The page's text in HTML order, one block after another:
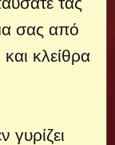
σας από
κλείθρα